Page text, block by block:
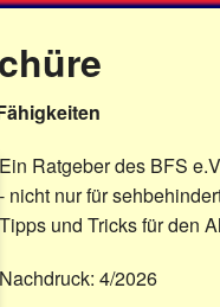
Ein Ratgeber des BFS
- nicht nur für
Tipps und Tricks für den
Nachdruck: 4/2026